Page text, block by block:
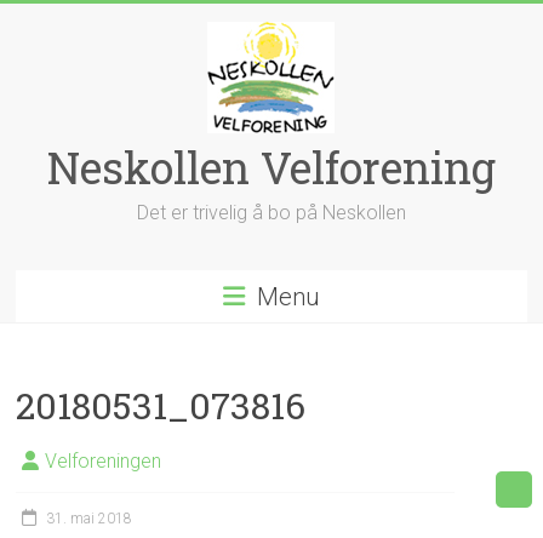
Neskollen Velforening
Det er trivelig å bo på Neskollen
Menu
20180531_073816
Velforeningen
31. mai 2018